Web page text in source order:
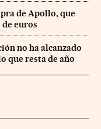
de Apollo, que
euros
no ha alcanzado
que resta de año